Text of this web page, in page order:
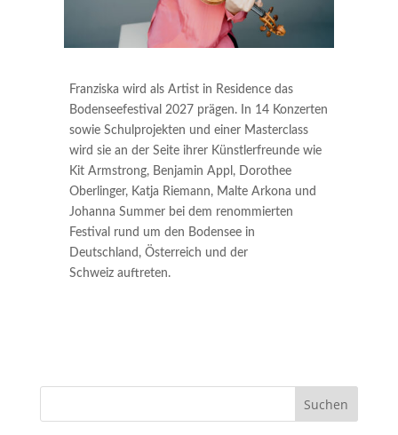
Franziska wird als Artist in Residence das
Bodenseefestival 2027 prägen. In 14 Konzerten
sowie Schulprojekten und einer Masterclass
wird sie an der Seite ihrer Künstlerfreunde wie
Kit Armstrong, Benjamin Appl, Dorothee
Oberlinger, Katja Riemann, Malte Arkona und
Johanna Summer bei dem renommierten
Festival rund um den Bodensee in
Deutschland, Österreich und der
Schweiz auftreten.